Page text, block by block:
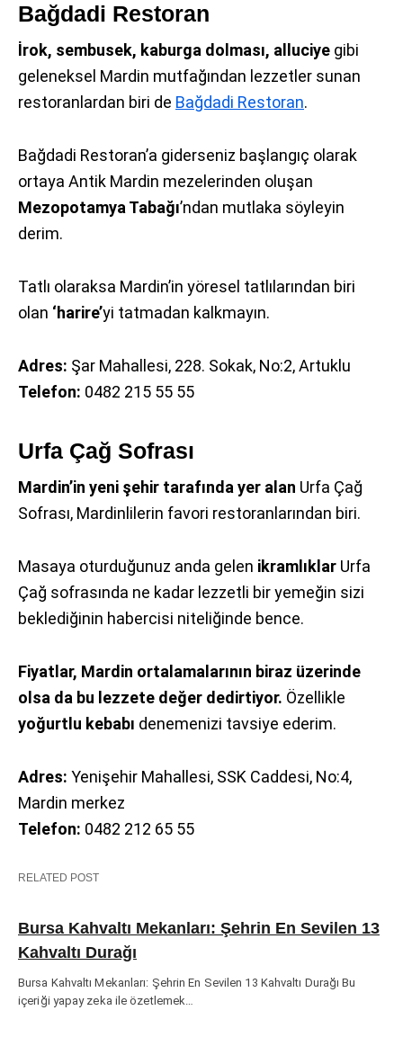
Bağdadi Restoran
İrok, sembusek, kaburga dolması, alluciye gibi
geleneksel Mardin mutfağından lezzetler sunan
restoranlardan biri de Bağdadi Restoran.
Bağdadi Restoran’a giderseniz başlangıç olarak
ortaya Antik Mardin mezelerinden oluşan
Mezopotamya Tabağı’ndan mutlaka söyleyin
derim.
Tatlı olaraksa Mardin’in yöresel tatlılarından biri
olan ‘harire’yi tatmadan kalkmayın.
Adres: Şar Mahallesi, 228. Sokak, No:2, Artuklu
Telefon: 0482 215 55 55
Urfa Çağ Sofrası
Mardin’in yeni şehir tarafında yer alan Urfa Çağ
Sofrası, Mardinlilerin favori restoranlarından biri.
Masaya oturduğunuz anda gelen ikramlıklar Urfa
Çağ sofrasında ne kadar lezzetli bir yemeğin sizi
beklediğinin habercisi niteliğinde bence.
Fiyatlar, Mardin ortalamalarının biraz üzerinde
olsa da bu lezzete değer dedirtiyor. Özellikle
yoğurtlu kebabı denemenizi tavsiye ederim.
Adres: Yenişehir Mahallesi, SSK Caddesi, No:4,
Mardin merkez
Telefon: 0482 212 65 55
RELATED POST
Bursa Kahvaltı Mekanları: Şehrin En Sevilen 13
Kahvaltı Durağı
Bursa Kahvaltı Mekanları: Şehrin En Sevilen 13 Kahvaltı Durağı Bu
içeriği yapay zeka ile özetlemek…